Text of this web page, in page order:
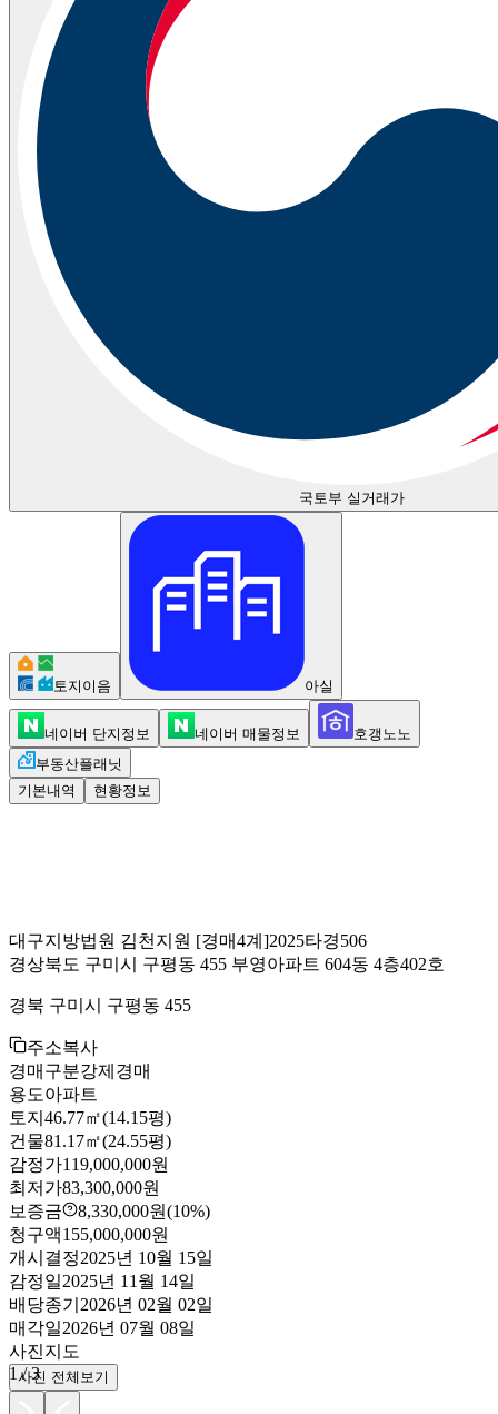
국토부 실거래가
토지이음 아실
네이버 단지정보 네이버 매물정보
호갱노노
부동산플래닛
기본내역
현황정보
대구지방법원 김천지원 [경매4계]2025타경506
경상북도 구미시 구평동 455 부영아파트 604동 4층402호
경북 구미시 구평동 455
주소복사
경매구분강제경매
용도아파트
토지 46.77㎡(14.15평)
건물81.17㎡(24.55평)
감정가119,000,000원
최저가83,300,000원
보증금
8,330,000원(10%)
청구액155,000,000원
개시결정2025년 10월 15일
감정일2025년 11월 14일
배당종기 2026년 02월 02일
매각일2026년 07월 08일
사진지도
1 /3
사진 전체보기